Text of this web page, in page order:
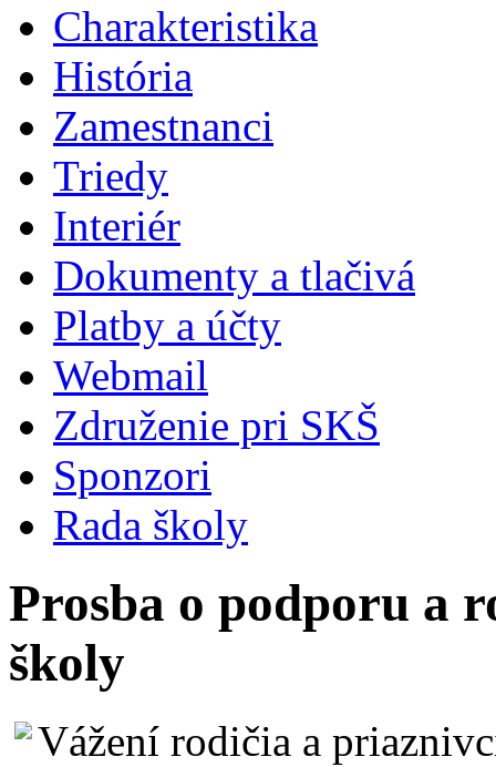
Charakteristika
História
Zamestnanci
Triedy
Interiér
Dokumenty a tlačivá
Platby a účty
Webmail
Združenie pri SKŠ
Sponzori
Rada školy
Prosba o podporu a
školy
Vážení rodičia a